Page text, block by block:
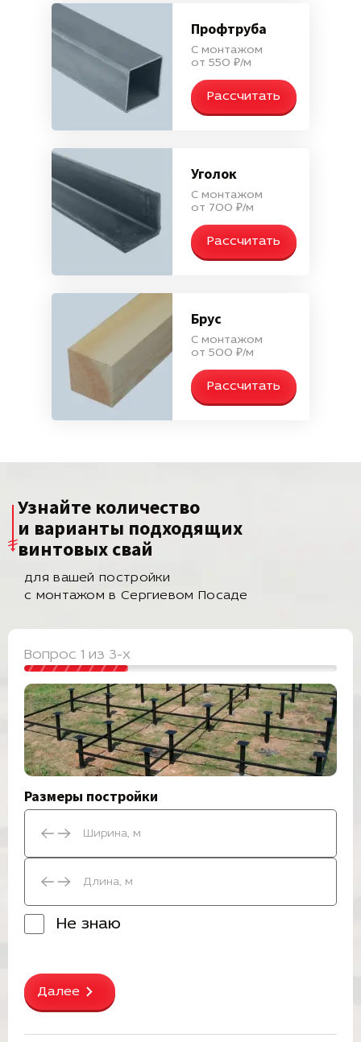
Профтруба
С монтажом
от 550 ₽/м
Рассчитать
Уголок
С монтажом
от 700 ₽/м
Рассчитать
Брус
С монтажом
от 500 ₽/м
Рассчитать
Узнайте количество
и варианты подходящих
винтовых свай
для вашей постройки
с монтажом в Сергиевом Посаде
Вопрос 1 из 3-х
Размеры постройки
Не знаю
Далее